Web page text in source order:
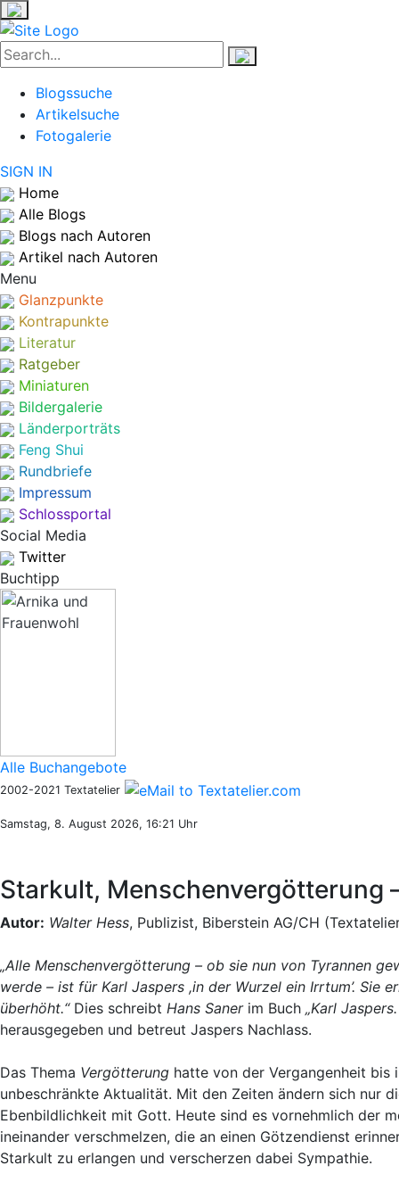
Blogssuche
Artikelsuche
Fotogalerie
SIGN IN
Home
Alle Blogs
Blogs nach Autoren
Artikel nach Autoren
Menu
Glanzpunkte
Kontrapunkte
Literatur
Ratgeber
Miniaturen
Bildergalerie
Länderporträts
Feng Shui
Rundbriefe
Impressum
Schlossportal
Social Media
Twitter
Buchtipp
Alle Buchangebote
2002-2021 Textatelier
Samstag, 8. August 2026, 16:21 Uhr
Starkult, Menschenvergötterung
Autor: Walter Hess, Publizist, Biberstein AG/CH
„Alle Menschenvergötterung – ob sie nun von Tyrannen
werde – ist für Karl Jaspers ,in der Wurzel ein Irrtum’. Sie
überhöht.“ Dies schreibt Hans Sanerim Buch „Karl
herausgegeben und betreut Jaspers Nachlass.
Das Thema Vergötterung hatte von der Vergangenheit bis
unbeschränkte Aktualität. Mit den Zeiten ändern sich nur
Ebenbildlichkeit mit Gott. Heute sind es vornehmlich der
ineinander verschmelzen, die an einen Götzendienst
Starkult zu erlangen und verscherzen dabei Sympathie.